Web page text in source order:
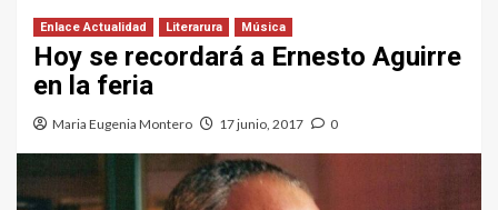
Enlace Actualidad Literarura Música
Hoy se recordará a Ernesto Aguirre
en la feria
Maria Eugenia Montero 17 junio, 2017 0